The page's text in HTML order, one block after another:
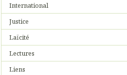
International
Justice
Laïcité
Lectures
Liens